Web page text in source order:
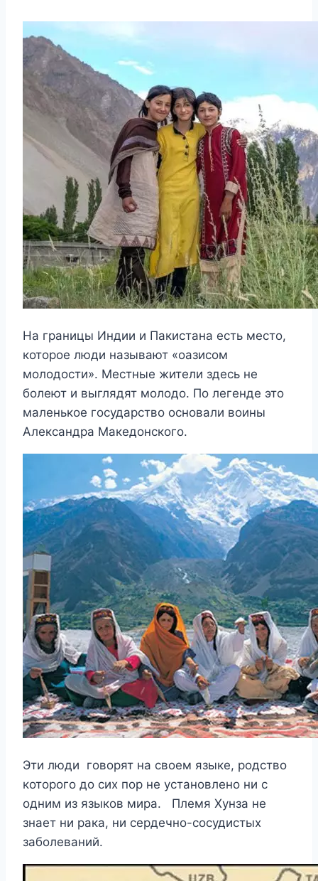
На границы Индии и Пакистана есть место,
которое люди называют «оазисом
молодости». Местные жители здесь не
болеют и выглядят молодо. По легенде это
маленькое государство основали воины
Александра Македонского.
Эти люди говорят на своем языке, родство
которого до сих пор не установлено ни с
одним из языков мира. Племя Хунза не
знает ни рака, ни сердечно-сосудистых
заболеваний.